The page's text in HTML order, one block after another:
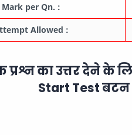
Mark per Qn. :
Allowed :
प्रश्न का उत्तर देने के
Start Test